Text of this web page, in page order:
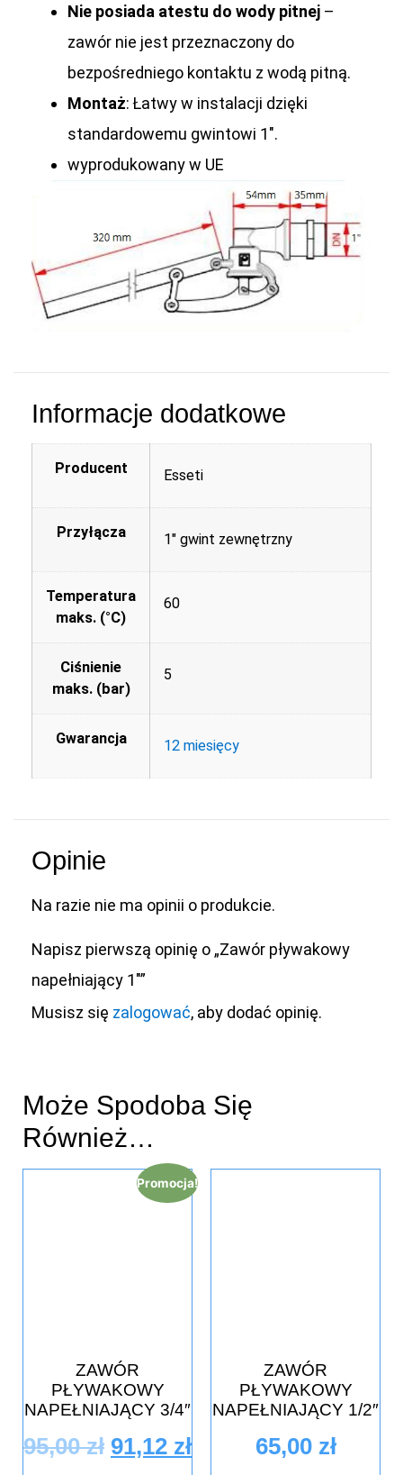
Nie posiada atestu do wody pitnej –
zawór nie jest przeznaczony do
bezpośredniego kontaktu z wodą pitną.
Montaż: Łatwy w instalacji dzięki
standardowemu gwintowi 1″.
wyprodukowany w UE
Informacje dodatkowe
Producent Esseti
Przyłącza 1" gwint zewnętrzny
Temperatura
maks. (°C)
60
Ciśnienie
maks. (bar)
5
Gwarancja 12 miesięcy
Opinie
Na razie nie ma opinii o produkcie.
Napisz pierwszą opinię o „Zawór pływakowy
napełniający 1″”
Musisz się zalogować, aby dodać opinię.
Może Spodoba Się
Również…
Promocja!
ZAWÓR
PŁYWAKOWY
NAPEŁNIAJĄCY 3/4″
95,00zł 91,12 zł
ZAWÓR
PŁYWAKOWY
NAPEŁNIAJĄCY 1/2″
65,00 zł